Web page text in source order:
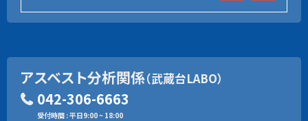
アスベスト分析関係（武蔵台LABO）
042-306-6663
受付時間 : 平日9:00 ~ 18:00